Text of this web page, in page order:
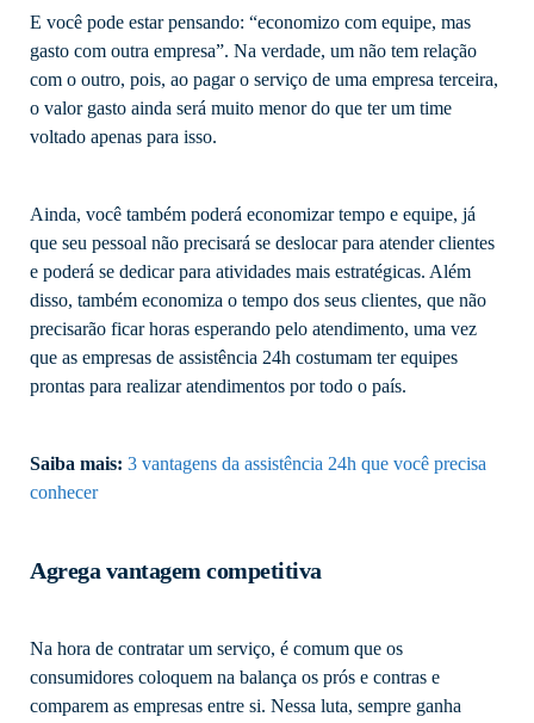
E você pode estar pensando: “economizo com equipe, mas
gasto com outra empresa”. Na verdade, um não tem relação
com o outro, pois, ao pagar o serviço de uma empresa terceira,
o valor gasto ainda será muito menor do que ter um time
voltado apenas para isso.
Ainda, você também poderá economizar tempo e equipe, já
que seu pessoal não precisará se deslocar para atender clientes
e poderá se dedicar para atividades mais estratégicas. Além
disso, também economiza o tempo dos seus clientes, que não
precisarão ficar horas esperando pelo atendimento, uma vez
que as empresas de assistência 24h costumam ter equipes
prontas para realizar atendimentos por todo o país.
Saiba mais: 3 vantagens da assistência 24h que você precisa
conhecer
Agrega vantagem competitiva
Na hora de contratar um serviço, é comum que os
consumidores coloquem na balança os prós e contras e
comparem as empresas entre si. Nessa luta, sempre ganha